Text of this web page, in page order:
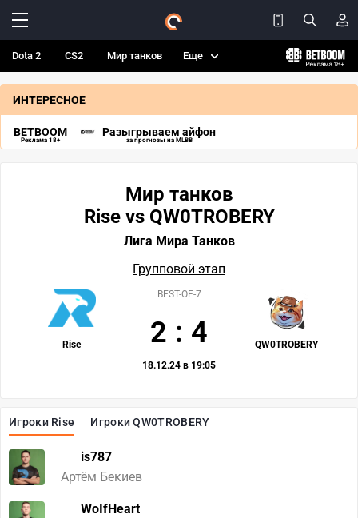
Dota 2 CS2 Мир танков Еще
ИНТЕРЕСНОЕ
BETBOOM
Реклама 18+
Разыгрываем айфон
за прогнозы на MLBB
Игроки Rise Игроки QW0TROBERY
is787
Артём Бекиев
WoIfHeart
Мир танков
Rise vs QW0TROBERY
Лига Мира Танков
Групповой этап
Rise QW0TROBERY
BEST-OF-7
2 : 4
18.12.24 в 19:05